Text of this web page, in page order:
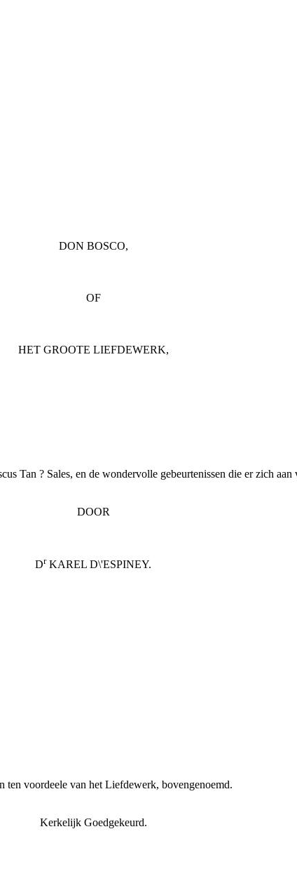
DON BOSCO,
OF
HET GROOTE LIEFDEWERK,
Tan ? Sales, en de wondervolle gebeurtenissen die er zich aan
DOOR
DrKAREL D\'ESPINEY.
ten voordeele van het Liefdewerk, bovengenoemd.
Kerkelijk Goedgekeurd.